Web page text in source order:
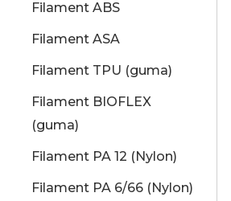
Filament ABS
Filament ASA
Filament TPU (guma)
Filament BIOFLEX
(guma)
Filament PA 12 (Nylon)
Filament PA 6/66 (Nylon)